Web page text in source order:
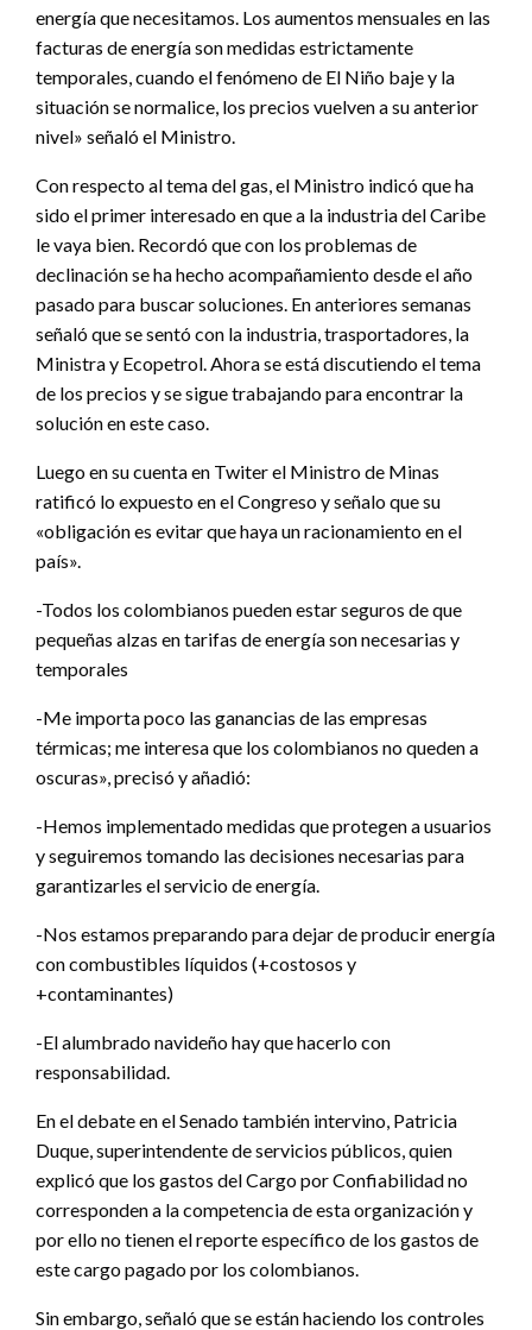
energía que necesitamos. Los aumentos mensuales en las
facturas de energía son medidas estrictamente
temporales, cuando el fenómeno de El Niño baje y la
situación se normalice, los precios vuelven a su anterior
nivel» señaló el Ministro.
Con respecto al tema del gas, el Ministro indicó que ha
sido el primer interesado en que a la industria del Caribe
le vaya bien. Recordó que con los problemas de
declinación se ha hecho acompañamiento desde el año
pasado para buscar soluciones. En anteriores semanas
señaló que se sentó con la industria, trasportadores, la
Ministra y Ecopetrol. Ahora se está discutiendo el tema
de los precios y se sigue trabajando para encontrar la
solución en este caso.
Luego en su cuenta en Twiter el Ministro de Minas
ratificó lo expuesto en el Congreso y señalo que su
«obligación es evitar que haya un racionamiento en el
país».
-Todos los colombianos pueden estar seguros de que
pequeñas alzas en tarifas de energía son necesarias y
temporales
-Me importa poco las ganancias de las empresas
térmicas; me interesa que los colombianos no queden a
oscuras», precisó y añadió:
-Hemos implementado medidas que protegen a usuarios
y seguiremos tomando las decisiones necesarias para
garantizarles el servicio de energía.
-Nos estamos preparando para dejar de producir energía
con combustibles líquidos (+costosos y
+contaminantes)
-El alumbrado navideño hay que hacerlo con
responsabilidad.
En el debate en el Senado también intervino, Patricia
Duque, superintendente de servicios públicos, quien
explicó que los gastos del Cargo por Confiabilidad no
corresponden a la competencia de esta organización y
por ello no tienen el reporte específico de los gastos de
este cargo pagado por los colombianos.
Sin embargo, señaló que se están haciendo los controles